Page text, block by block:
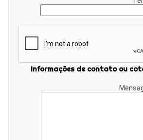
Informações de contato ou